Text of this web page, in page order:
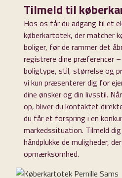
Tilmeld til
Hos os får du adgang til et
køberkartotek, der matcher
boliger, før de rammer det
registrere dine præferencer
boligtype, stil, størrelse og
vi kun præsenterer dig for
dine ønsker og din livsstil.
op, bliver du kontaktet
du får et forspring i en
markedssituation. Tilmeld
håndplukke de muligheder,
opmærksomhed.